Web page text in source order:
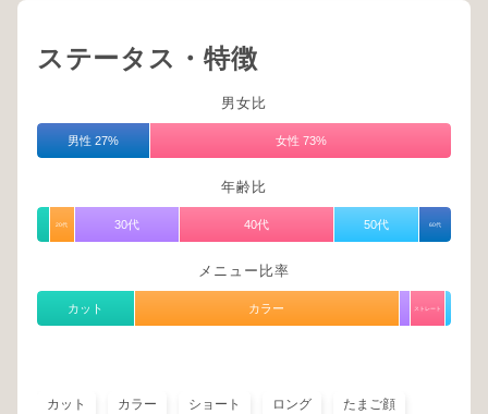
ステータス・特徴
男女比
男性 27% 女性 73%
年齢比
20代 30代 40代 50代 60代
メニュー比率
カット カラー ストレート
カット カラー ショート ロング たまご顔